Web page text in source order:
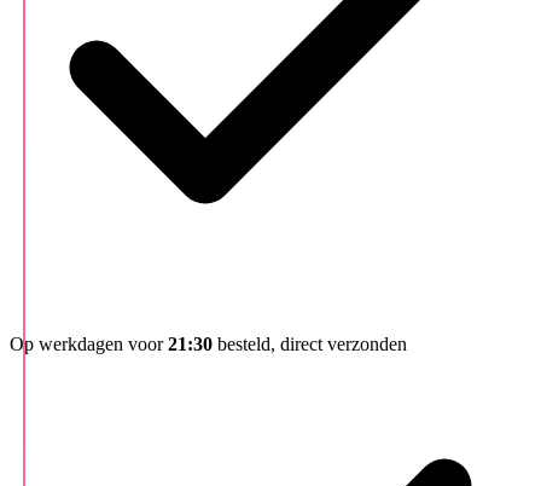
Op werkdagen voor21:30 besteld, direct verzonden